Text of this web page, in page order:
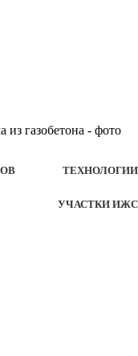
ТЕХНОЛОГИИ
УЧАСТКИ ИЖС